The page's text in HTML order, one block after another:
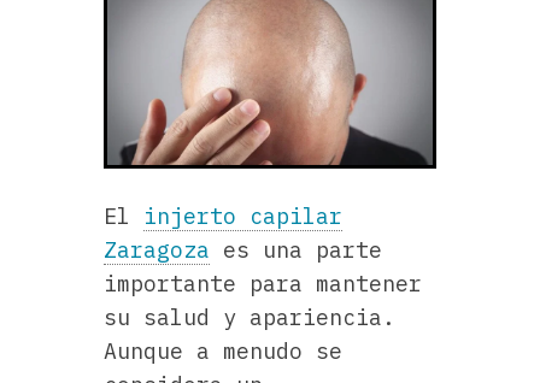
El injerto capilar
Zaragoza es una parte
importante para mantener
su salud y apariencia.
Aunque a menudo se